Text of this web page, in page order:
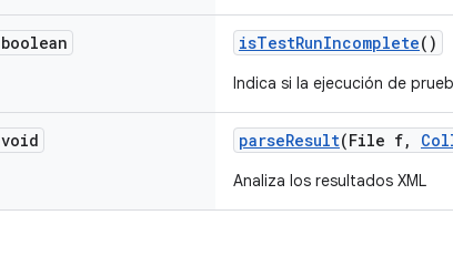
boolean isTestRunIncomplete()
Indica si la ejecución de
void parseResult(File f,
Analiza los resultados XML